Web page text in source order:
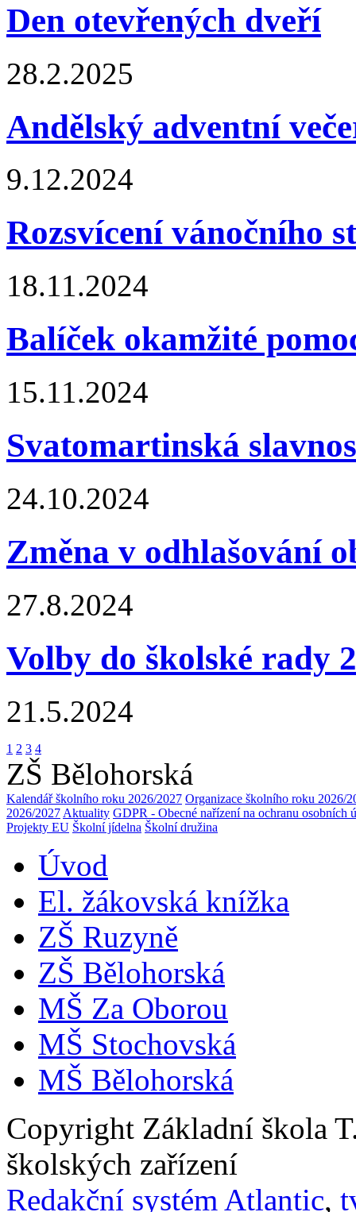
Den otevřených dveří
28.2.2025
Andělský adventní
9.12.2024
Rozsvícení vánočního
18.11.2024
Balíček okamžité
15.11.2024
Svatomartinská
24.10.2024
Změna v odhlašování
27.8.2024
Volby do školské rady
21.5.2024
1 2 3 4
ZŠ Bělohorská
Kalendář školního roku 2026/2027 Organizace školního roku 2026/
2026/2027 Aktuality GDPR - Obecné nařízení na ochranu osobních
Projekty EU Školní jídelna Školní družina
Úvod
El. žákovská knížka
ZŠ Ruzyně
ZŠ Bělohorská
MŠ Za Oborou
MŠ Stochovská
MŠ Bělohorská
Copyright Základní škola
školských zařízení
Redakční systém Atlantic,